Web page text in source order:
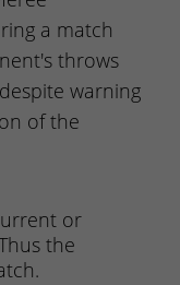
a match
throws
warning
of the
or
the